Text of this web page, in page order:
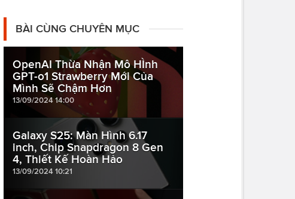
BÀI CÙNG CHUYÊN MỤC
OpenAI Thừa Nhận Mô HÌnh
GPT-o1 Strawberry Mới Của
Mình Sẽ Chậm Hơn
13/09/2024 14:00
Galaxy S25: Màn Hình 6.17
inch, Chip Snapdragon 8 Gen
4, Thiết Kế Hoàn Hảo
13/09/2024 10:21